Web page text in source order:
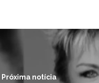
Próxima notícia